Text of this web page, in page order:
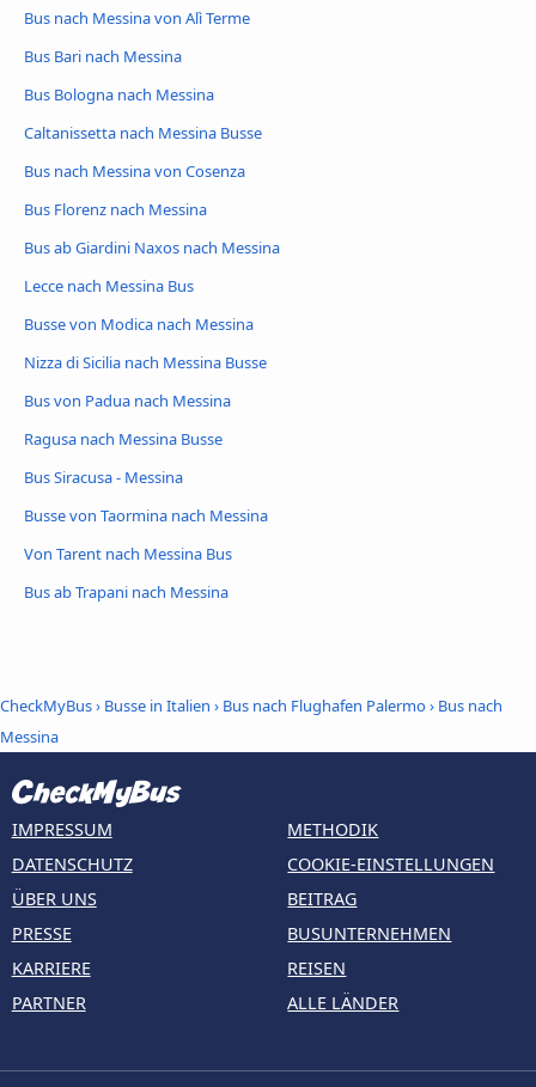
Bus nach Messina von Alì Terme
Bus Bari nach Messina
Bus Bologna nach Messina
Caltanissetta nach Messina Busse
Bus nach Messina von Cosenza
Bus Florenz nach Messina
Bus ab Giardini Naxos nach Messina
Lecce nach Messina Bus
Busse von Modica nach Messina
Nizza di Sicilia nach Messina Busse
Bus von Padua nach Messina
Ragusa nach Messina Busse
Bus Siracusa - Messina
Busse von Taormina nach Messina
Von Tarent nach Messina Bus
Bus ab Trapani nach Messina
CheckMyBus› Busse in Italien › Bus nach Flughafen Palermo› Bus nach
Messina
IMPRESSUM
DATENSCHUTZ
ÜBER UNS
PRESSE
KARRIERE
PARTNER
METHODIK
COOKIE-EINSTELLUNGEN
BEITRAG
BUSUNTERNEHMEN
REISEN
ALLE LÄNDER